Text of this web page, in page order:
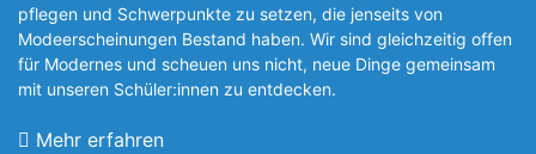
pflegen und Schwerpunkte zu setzen, die jen­seits von
Modeerscheinungen Be­stand haben. Wir sind gleichzeitig offen
für Modernes und scheuen uns nicht, neue Dinge gemeinsam
mit unseren Schüler:innen zu entde­cken.
Mehr erfahren